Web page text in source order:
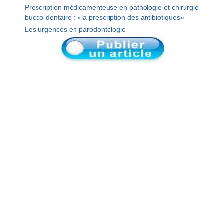
Prescription médicamenteuse en pathologie et chirurgie
bucco-dentaire : «la prescription des antibiotiques»
Les urgences en parodontologie